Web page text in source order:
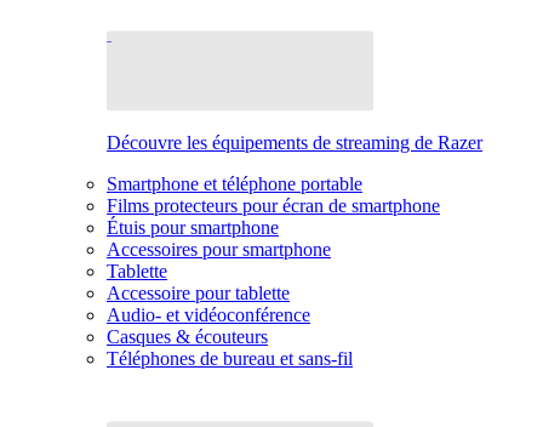
Découvre les équipements de streaming de Razer
Smartphone et téléphone portable
Films protecteurs pour écran de smartphone
Étuis pour smartphone
Accessoires pour smartphone
Tablette
Accessoire pour tablette
Audio- et vidéoconférence
Casques & écouteurs
Téléphones de bureau et sans-fil